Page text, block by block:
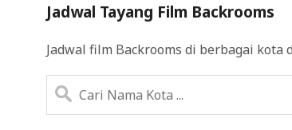
Jadwal Tayang Film Backrooms
Jadwal film Backrooms di berbagai kota